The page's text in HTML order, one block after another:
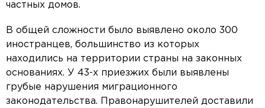
частных домов.
В общей сложности было выявлено около 300
иностранцев, большинство из которых
находились на территории страны на законных
основаниях. У 43-х приезжих были выявлены
грубые нарушения миграционного
законодательства. Правонарушителей доставили